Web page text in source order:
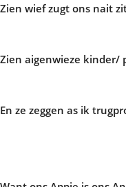
Zien wief zugt ons nait
Zien aigenwieze kinder/
En ze zeggen as ik